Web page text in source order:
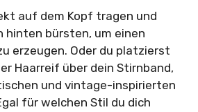
auf dem Kopf tragen und
hinten bürsten, um einen
erzeugen. Oder du platzierst
Haarreif über dein Stirnband,
und vintage-inspirierten
für welchen Stil du dich